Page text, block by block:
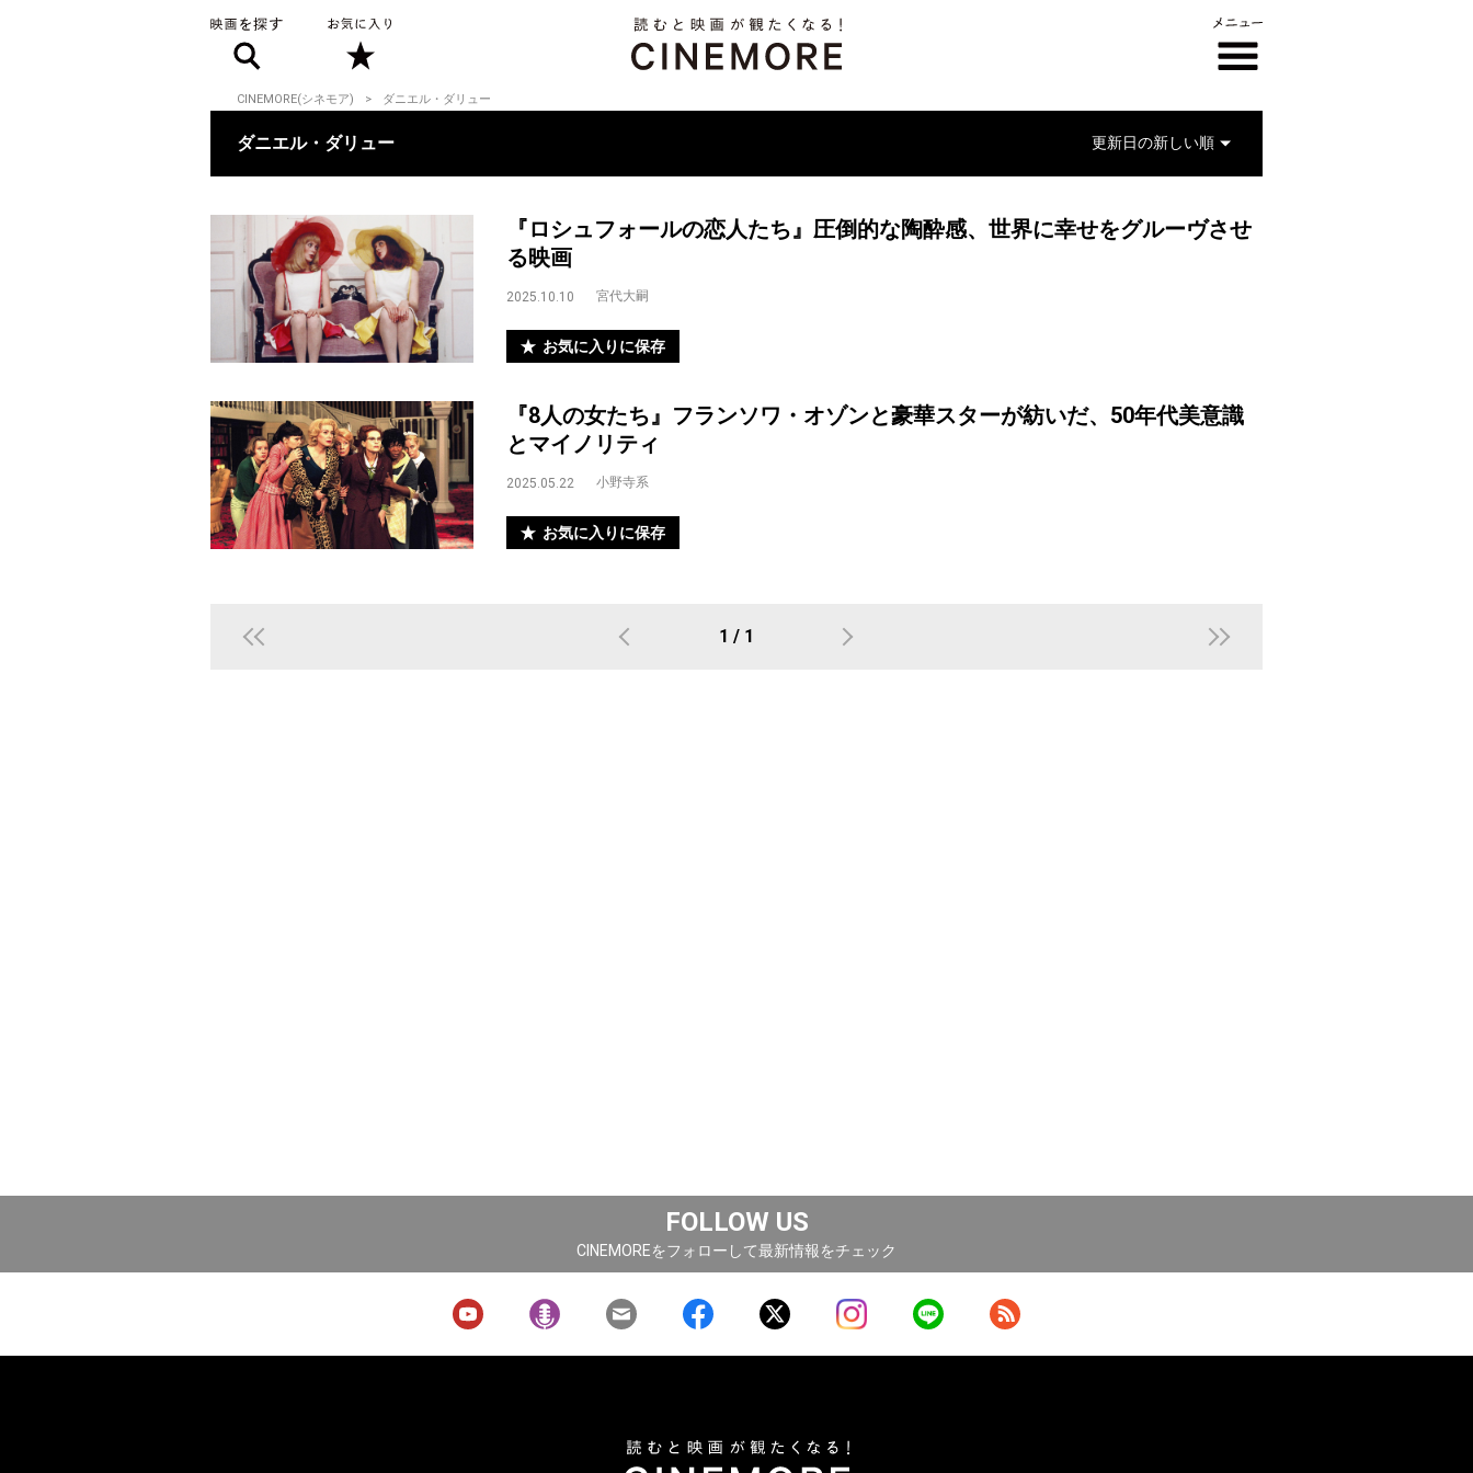
CINEMORE(シネモア) ダニエル・ダリュー
ダニエル・ダリュー
『ロシュフォールの恋人たち』圧倒的な陶酔感、世界に幸せをグルーヴさせ
る映画
2025.10.10 宮代大嗣
お気に入りに保存
『8人の女たち』フランソワ・オゾンと豪華スターが紡いだ、50年代美意識
とマイノリティ
2025.05.22 小野寺系
お気に入りに保存
1 / 1
FOLLOW US
CINEMOREをフォローして最新情報をチェック